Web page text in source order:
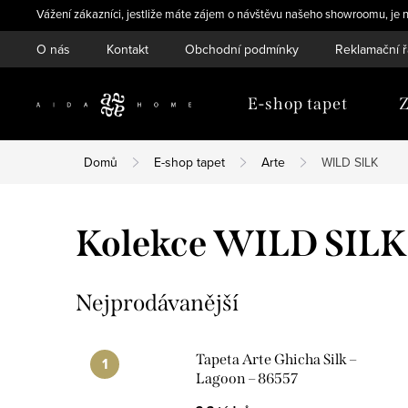
na
obsah
Vážení zákazníci, jestliže máte zájem o návštěvu našeho showroomu,
O nás Kontakt Obchodní podmínky Reklamační
E-shop tapet
Domů E-shop tapet Arte WILD SILK
Kolekce WILD SILK
Nejprodávanější
Tapeta Arte Ghicha Silk –
Lagoon – 86557